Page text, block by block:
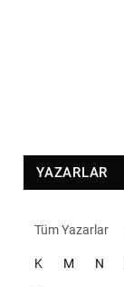
YAZARLAR
Tüm Yazarlar
K M N